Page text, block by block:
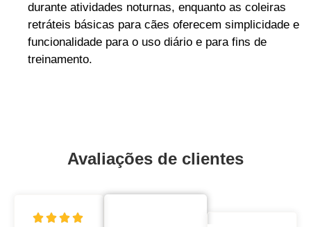
durante atividades noturnas, enquanto as coleiras
retráteis básicas para cães oferecem simplicidade e
funcionalidade para o uso diário e para fins de
treinamento.
Avaliações de clientes
   